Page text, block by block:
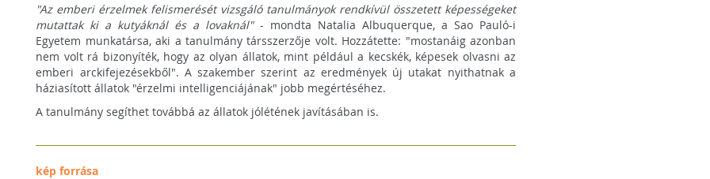
"Az emberi érzelmek felismerését vizsgáló tanulmányok rendkívül összetett képességeket
mutattak ki a kutyáknál és a lovaknál"- mondta Natalia Albuquerque, a Sao Pauló-i
Egyetem munkatársa, aki a tanulmány társszerzője volt. Hozzátette: "mostanáig azonban
nem volt rá bizonyíték, hogy az olyan állatok, mint például a kecskék, képesek olvasni az
emberi arckifejezésekből". A szakember szerint az eredmények új utakat nyithatnak a
háziasított állatok "érzelmi intelligenciájának" jobb megértéséhez.
A tanulmány segíthet továbbá az állatok jólétének javításában is.
kép forrása